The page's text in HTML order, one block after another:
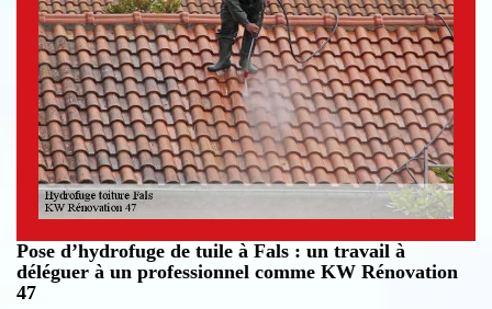
Pose d’hydrofuge de tuile à Fals : un travail à
déléguer à un professionnel comme KW Rénovation
47